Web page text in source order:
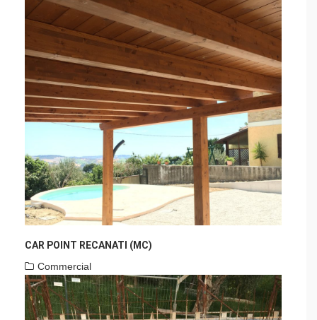
CAR POINT RECANATI (MC)
Commercial